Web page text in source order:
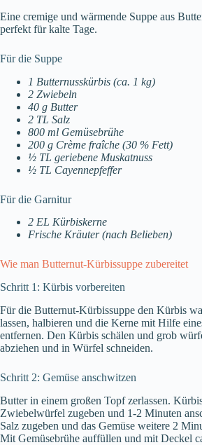
Eine cremige und wärmende Suppe aus
perfekt für kalte Tage.
Für die Suppe
1 Butternusskürbis (ca. 1 kg)
2 Zwiebeln
40 g Butter
2 TL Salz
800 ml Gemüsebrühe
200 g Crème fraîche (30 % Fett)
½ TL geriebene Muskatnuss
½ TL Cayennepfeffer
Für die Garnitur
2 EL Kürbiskerne
Frische Kräuter (nach Belieben)
Wie man Butternut-Kürbissuppe zubereitet
Schritt 1: Kürbis vorbereiten
Für die Butternut-Kürbissuppe den Kürbis
lassen, halbieren und die Kerne mit Hilfe
entfernen. Den Kürbis schälen und grob
abziehen und in Würfel schneiden.
Schritt 2: Gemüse anschwitzen
Butter in einem großen Topf zerlassen.
Zwiebelwürfel zugeben und 1-2 Minuten
Salz zugeben und das Gemüse weitere 2
Mit Gemüsebrühe auffüllen und mit Deckel